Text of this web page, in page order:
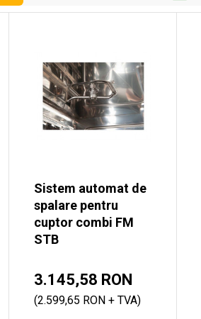
Sistem automat de
spalare pentru
cuptor combi FM
STB
3.145,58 RON
(2.599,65 RON + TVA)